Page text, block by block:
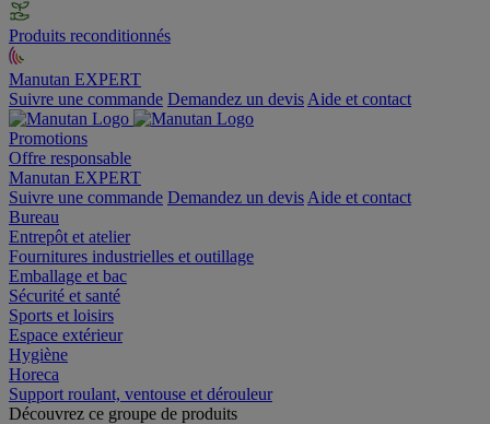
Produits reconditionnés
Manutan EXPERT
Suivre une commande Demandez un devis Aide et contact
Promotions
Offre responsable
Manutan EXPERT
Suivre une commande Demandez un devis Aide et contact
Bureau
Entrepôt et atelier
Fournitures industrielles et outillage
Emballage et bac
Sécurité et santé
Sports et loisirs
Espace extérieur
Hygiène
Horeca
Support roulant, ventouse et dérouleur
Découvrez ce groupe de produits